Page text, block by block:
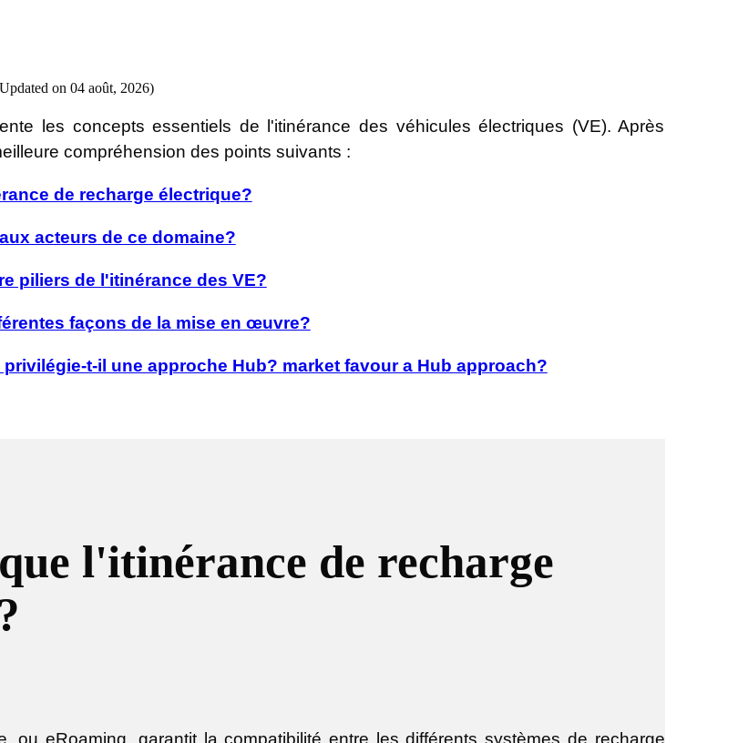
on 04 août, 2026)
les concepts essentiels de l'itinérance des véhicules électriques (VE). Après
compréhension des points suivants :
de recharge électrique?
acteurs de ce domaine?
piliers de l'itinérance des VE?
façons de la mise en œuvre?
t-il une approche Hub? market favour a Hub approach?
l'itinérance de recharge
ou eRoaming, garantit la compatibilité entre les différents systèmes de recharge